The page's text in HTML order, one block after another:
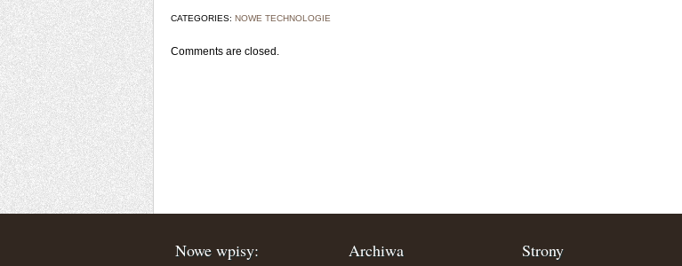
CATEGORIES: NOWE TECHNOLOGIE
Comments are closed.
Nowe wpisy: Archiwa Strony